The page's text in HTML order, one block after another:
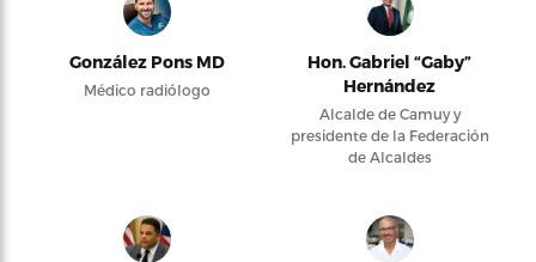
González Pons MD
Médico radiólogo
Hon. Gabriel “Gaby”
Hernández
Alcalde de Camuy y
presidente de la Federación
de Alcaldes